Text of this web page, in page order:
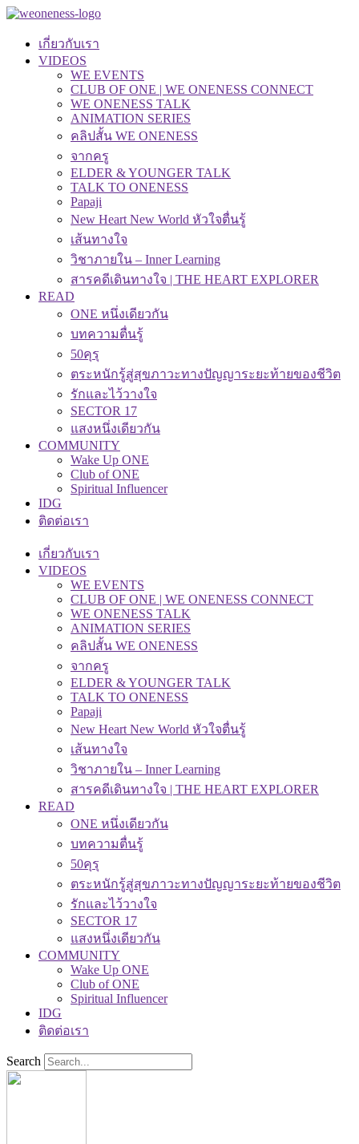
เกี่ยวกับเรา
VIDEOS
WE EVENTS
CLUB OF ONE | WE ONENESS CONNECT
WE ONENESS TALK
ANIMATION SERIES
คลิปสั้น WE ONENESS
จากครู
ELDER & YOUNGER TALK
TALK TO ONENESS
Papaji
New Heart New World หัวใจตื่นรู้
เส้นทางใจ
วิชาภายใน – Inner Learning
สารคดีเดินทางใจ | THE HEART EXPLORER
READ
ONE หนึ่งเดียวกัน
บทความตื่นรู้
50คุรุ
ตระหนักรู้สู่สุขภาวะทางปัญญาระยะท้ายของชีวิต
รักและไว้วางใจ
SECTOR 17
แสงหนึ่งเดียวกัน
COMMUNITY
Wake Up ONE
Club of ONE
Spiritual Influencer
IDG
ติดต่อเรา
เกี่ยวกับเรา
VIDEOS
WE EVENTS
CLUB OF ONE | WE ONENESS CONNECT
WE ONENESS TALK
ANIMATION SERIES
คลิปสั้น WE ONENESS
จากครู
ELDER & YOUNGER TALK
TALK TO ONENESS
Papaji
New Heart New World หัวใจตื่นรู้
เส้นทางใจ
วิชาภายใน – Inner Learning
สารคดีเดินทางใจ | THE HEART EXPLORER
READ
ONE หนึ่งเดียวกัน
บทความตื่นรู้
50คุรุ
ตระหนักรู้สู่สุขภาวะทางปัญญาระยะท้ายของชีวิต
รักและไว้วางใจ
SECTOR 17
แสงหนึ่งเดียวกัน
COMMUNITY
Wake Up ONE
Club of ONE
Spiritual Influencer
IDG
ติดต่อเรา
Search